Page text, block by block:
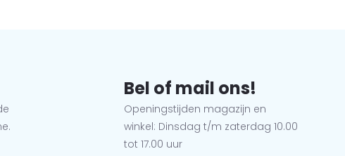
Bel of mail ons!
Openingstijden magazijn en
winkel: Dinsdag t/m zaterdag 10.00
tot 17.00 uur